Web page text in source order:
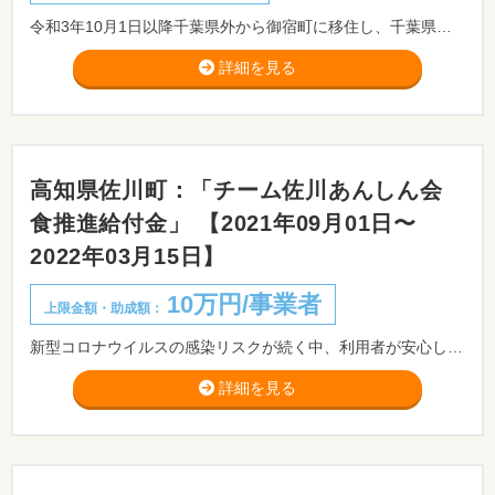
詳細を見る
高知県佐川町：「チーム佐川あんしん会
食推進給付金」 【2021年09月01日〜
2022年03月15日】
上限金額・助成額： 10万円/事業者
詳細を見る